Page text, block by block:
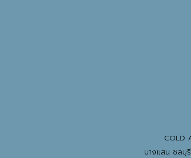
COLD
บางแสน ชลบุ